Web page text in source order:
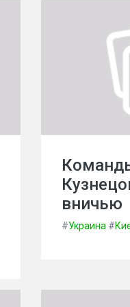
вничью
#Украина #